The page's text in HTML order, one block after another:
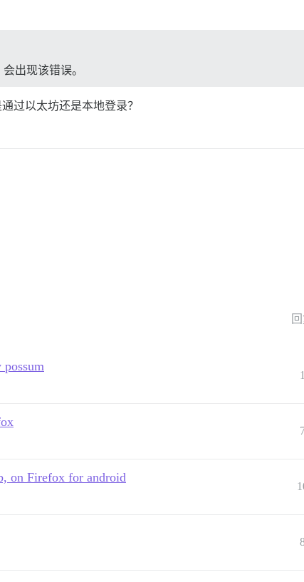
出现该错误。
过以太坊还是本地登录？
1
on Firefox for android